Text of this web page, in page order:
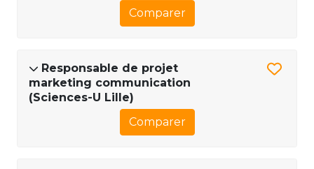
Comparer
Responsable de projet
marketing communication
(Sciences-U Lille)
Comparer